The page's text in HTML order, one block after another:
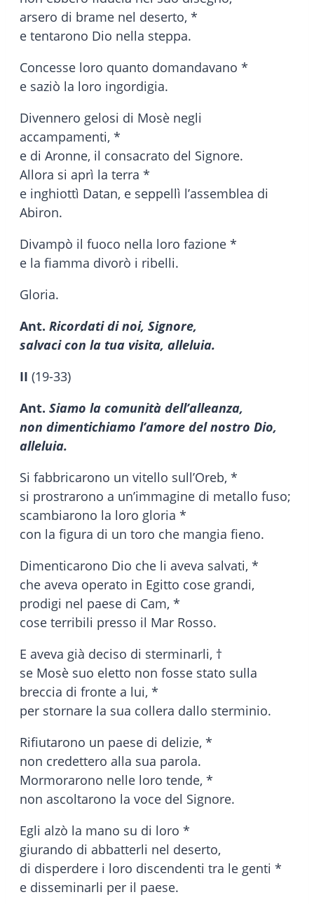
arsero di brame nel deserto, *
e tentarono Dio nella steppa.
Concesse loro quanto domandavano *
e saziò la loro ingordigia.
Divennero gelosi di Mosè negli
accampamenti, *
e di Aronne, il consacrato del Signore.
Allora si aprì la terra *
e inghiottì Datan, e seppellì l’assemblea di
Abiron.
Divampò il fuoco nella loro fazione *
e la fiamma divorò i ribelli.
Gloria.
Ant. Ricordati di noi, Signore,
salvaci con la tua visita, alleluia.
II (19-33)
Ant. Siamo la comunità dell’alleanza,
non dimentichiamo l’amore del nostro Dio,
alleluia.
Si fabbricarono un vitello sull’Oreb, *
si prostrarono a un’immagine di metallo fuso;
scambiarono la loro gloria *
con la figura di un toro che mangia fieno.
Dimenticarono Dio che li aveva salvati, *
che aveva operato in Egitto cose grandi,
prodigi nel paese di Cam, *
cose terribili presso il Mar Rosso.
E aveva già deciso di sterminarli, †
se Mosè suo eletto non fosse stato sulla
breccia di fronte a lui, *
per stornare la sua collera dallo sterminio.
Rifiutarono un paese di delizie, *
non credettero alla sua parola.
Mormorarono nelle loro tende, *
non ascoltarono la voce del Signore.
Egli alzò la mano su di loro *
giurando di abbatterli nel deserto,
di disperdere i loro discendenti tra le genti *
e disseminarli per il paese.